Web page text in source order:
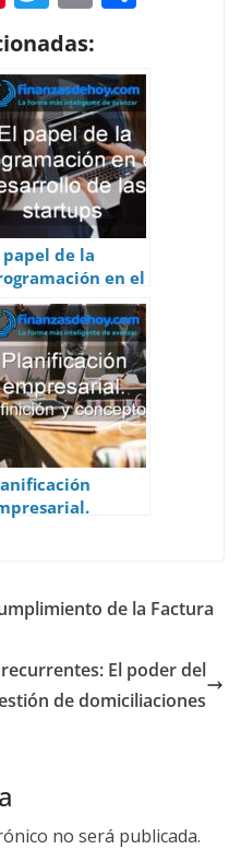
nt
er
e
st
w
itt
er
ai
l e
papel de la
en el
de las
de la Factura
El poder del
de domiciliaciones
no será publicada.